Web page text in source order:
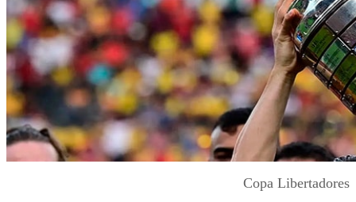
Copa Libertadores